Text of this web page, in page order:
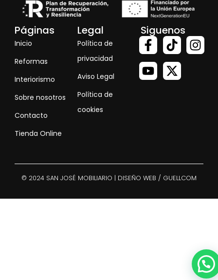
Páginas
Inicio
Reformas
Interiorismo
Sobre nosotros
Contacto
Tienda Online
Legal
Política de
privacidad
Aviso Legal
Política de
cookies
Siguenos
© 2024 SAN JOSÉ MOBILIARIO | DISEÑO WEB / GUELLCOM